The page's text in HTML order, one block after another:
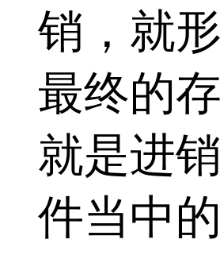
销，就
最终的
就是进
件当中的